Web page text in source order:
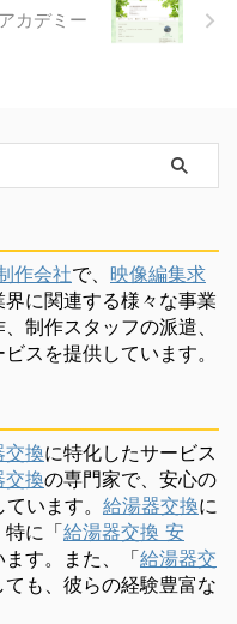
カデミー
作会社で、 映像編集求
に関連する様々な事業
制作スタッフの派遣、
スを提供しています。
交換に特化したサービス
交換の専門家で、安心の
います。 給湯器交換に
に「給湯器交換 安
ます。また、「給湯器交
ても、彼らの経験豊富な